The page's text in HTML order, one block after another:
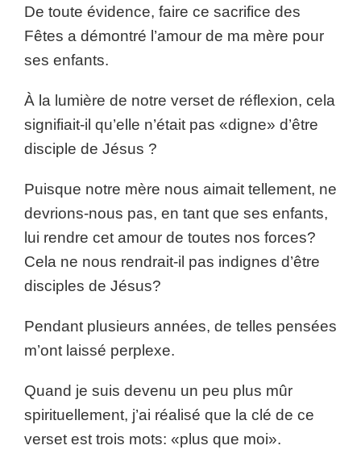
De toute évidence, faire ce sacrifice des
Fêtes a démontré l’amour de ma mère pour
ses enfants.
À la lumière de notre verset de réflexion, cela
signifiait-il qu’elle n’était pas «digne» d’être
disciple de Jésus ?
Puisque notre mère nous aimait tellement, ne
devrions-nous pas, en tant que ses enfants,
lui rendre cet amour de toutes nos forces?
Cela ne nous rendrait-il pas indignes d’être
disciples de Jésus?
Pendant plusieurs années, de telles pensées
m’ont laissé perplexe.
Quand je suis devenu un peu plus mûr
spirituellement, j’ai réalisé que la clé de ce
verset est trois mots: «plus que moi».